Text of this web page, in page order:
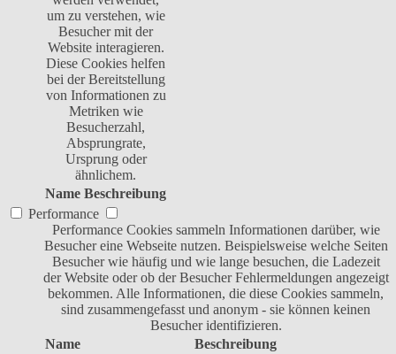
um zu verstehen, wie
Besucher mit der
Website interagieren.
Diese Cookies helfen
bei der Bereitstellung
von Informationen zu
Metriken wie
Besucherzahl,
Absprungrate,
Ursprung oder
ähnlichem.
Name Beschreibung
Performance
Performance Cookies sammeln Informationen darüber, wie
Besucher eine Webseite nutzen. Beispielsweise welche Seiten
Besucher wie häufig und wie lange besuchen, die Ladezeit
der Website oder ob der Besucher Fehlermeldungen angezeigt
bekommen. Alle Informationen, die diese Cookies sammeln,
sind zusammengefasst und anonym - sie können keinen
Besucher identifizieren.
Name
Beschreibung